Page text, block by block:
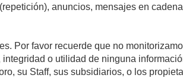
anuncios, mensajes en
Por favor recuerde que no
o utilidad de ninguna
su Staff, sus subsidiarios, o los